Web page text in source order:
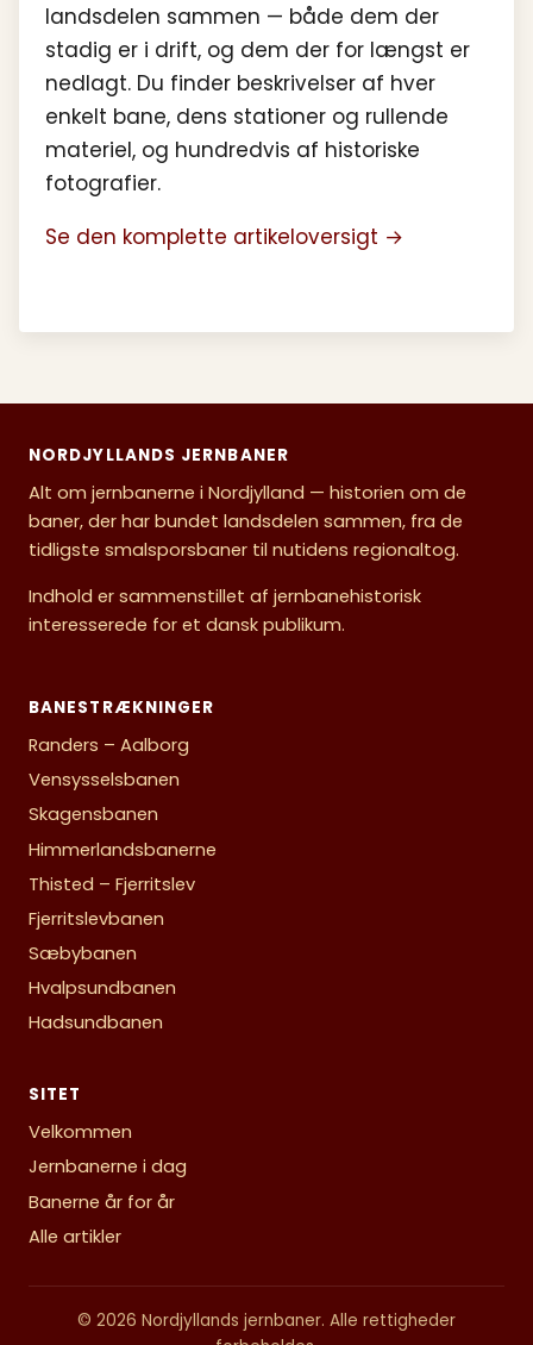
landsdelen sammen — både dem der
stadig er i drift, og dem der for længst er
nedlagt. Du finder beskrivelser af hver
enkelt bane, dens stationer og rullende
materiel, og hundredvis af historiske
fotografier.
Se den komplette artikeloversigt →
NORDJYLLANDS JERNBANER
Alt om jernbanerne i Nordjylland — historien om de
baner, der har bundet landsdelen sammen, fra de
tidligste smalsporsbaner til nutidens regionaltog.
Indhold er sammenstillet af jernbanehistorisk
interesserede for et dansk publikum.
BANESTRÆKNINGER
Randers – Aalborg
Vensysselsbanen
Skagensbanen
Himmerlandsbanerne
Thisted – Fjerritslev
Fjerritslevbanen
Sæbybanen
Hvalpsundbanen
Hadsundbanen
SITET
Velkommen
Jernbanerne i dag
Banerne år for år
Alle artikler
© 2026 Nordjyllands jernbaner. Alle rettigheder